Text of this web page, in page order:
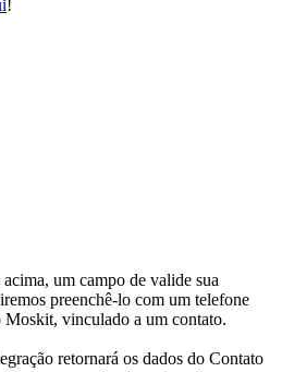
!
um campo de valide sua
preenchê-lo com um telefone
Moskit, vinculado a um contato.
retornará os dados do Contato